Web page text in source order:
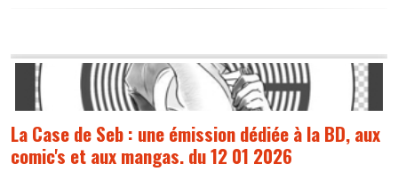
La Case de Seb : une émission dédiée à la BD, aux
comic's et aux mangas. du 12 01 2026